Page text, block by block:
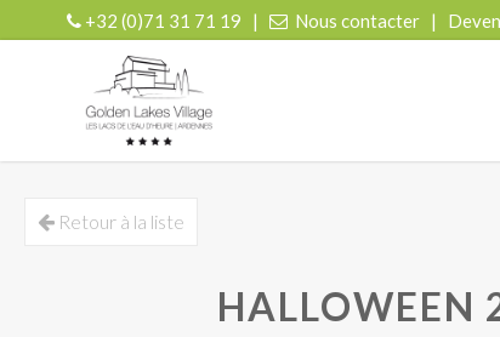
+32 (0)71 31 71 19 | Nous contacter |
| r
Retour à la liste
HALLOWEEN